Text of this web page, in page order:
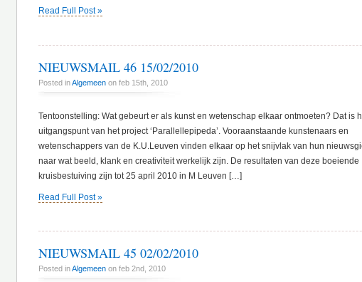
Read Full Post »
NIEUWSMAIL 46 15/02/2010
Posted inAlgemeen on feb 15th, 2010
Tentoonstelling: Wat gebeurt er als kunst en wetenschap elkaar ontmoeten? Dat is
uitgangspunt van het project ‘Parallellepipeda’. Vooraanstaande kunstenaars en
wetenschappers van de K.U.Leuven vinden elkaar op het snijvlak van hun
naar wat beeld, klank en creativiteit werkelijk zijn. De resultaten van deze boeiende
kruisbestuiving zijn tot 25 april 2010 in M Leuven […]
Read Full Post »
NIEUWSMAIL 45 02/02/2010
Posted inAlgemeen on feb 2nd, 2010